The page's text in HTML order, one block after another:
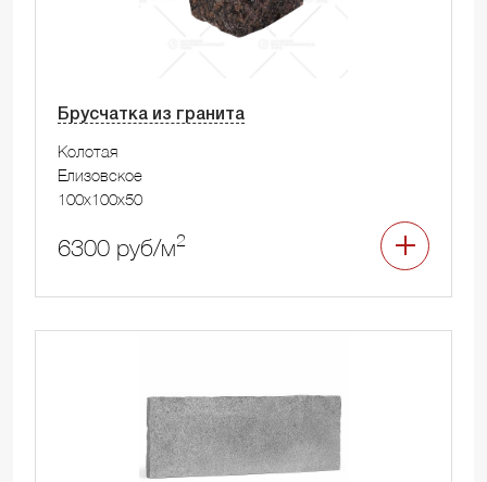
Брусчатка из гранита
Колотая
Елизовское
100x100x50
6300 руб/м2